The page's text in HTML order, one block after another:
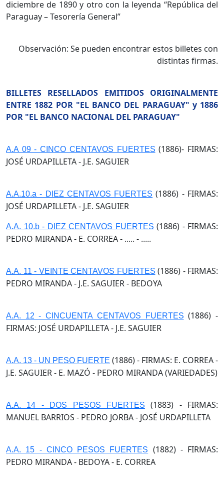
diciembre de 1890 y otro con la leyenda “República del
Paraguay – Tesorería General”
Observación: Se pueden encontrar estos billetes con
distintas firmas.
BILLETES RESELLADOS EMITIDOS ORIGINALMENTE
ENTRE 1882 POR "EL BANCO DEL PARAGUAY" y 1886
POR "EL BANCO NACIONAL DEL PARAGUAY"
A.A 09 - CINCO CENTAVOS FUERTES (1886)- FIRMAS:
JOSÉ URDAPILLETA - J.E. SAGUIER
A.A.10.a - DIEZ CENTAVOS FUERTES (1886) - FIRMAS:
JOSÉ URDAPILLETA - J.E. SAGUIER
A.A. 10.b - DIEZ CENTAVOS FUERTES (1886) - FIRMAS:
PEDRO MIRANDA - E. CORREA - ..... - .....
A.A. 11 - VEINTE CENTAVOS FUERTES (1886) - FIRMAS:
PEDRO MIRANDA - J.E. SAGUIER - BEDOYA
A.A. 12 - CINCUENTA CENTAVOS FUERTES (1886) -
FIRMAS: JOSÉ URDAPILLETA - J.E. SAGUIER
A.A. 13 - UN PESO FUERTE (1886) - FIRMAS: E. CORREA -
J.E. SAGUIER - E. MAZÓ - PEDRO MIRANDA (VARIEDADES)
A.A. 14 - DOS PESOS FUERTES
(1883) - FIRMAS:
MANUEL BARRIOS - PEDRO JORBA - JOSÉ URDAPILLETA
A.A. 15 - CINCO PESOS FUERTES
(1882) - FIRMAS:
PEDRO MIRANDA - BEDOYA - E. CORREA